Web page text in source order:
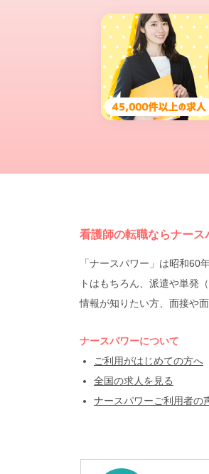
看護師の転職ならナース
「ナースパワー」は昭和
トはもちろん、派遣や単発
情報が知りたい方、面接や
ナースパワーについて
ご利用がはじめての方へ
全国の求人を見る
ナースパワーご利用者の